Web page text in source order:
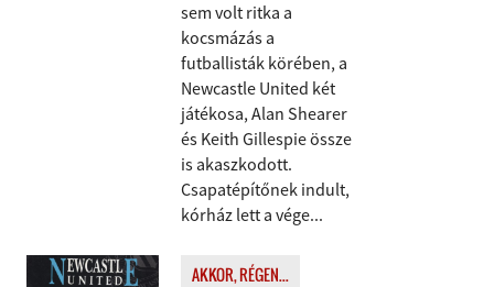
sem volt ritka a
kocsmázás a
futballisták körében, a
Newcastle United két
játékosa, Alan Shearer
és Keith Gillespie össze
is akaszkodott.
Csapatépítőnek indult,
kórház lett a vége...
AKKOR, RÉGEN...